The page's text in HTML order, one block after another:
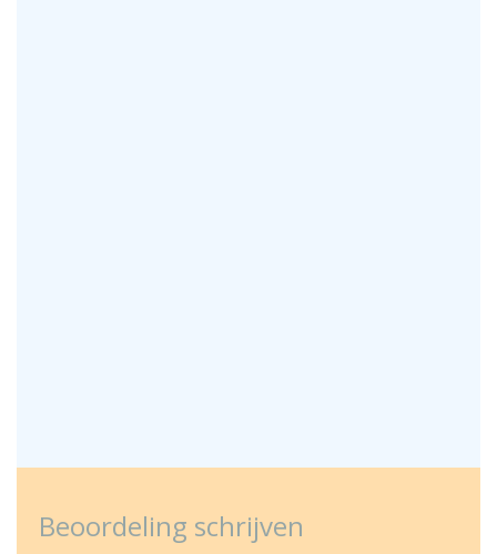
Beoordeling schrijven